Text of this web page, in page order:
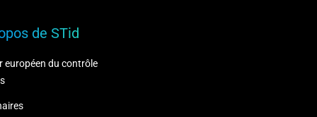
de STid
européen du contrôle